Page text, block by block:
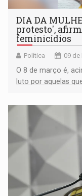
DIA DA
protesto',
feminicídios
Política 09 de
O 8 de março é,
luto por aquelas